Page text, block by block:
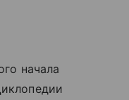
начала